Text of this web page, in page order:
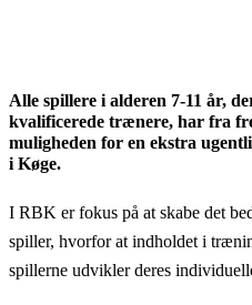
Alle spillere i alderen 7-11 år,
kvalificerede trænere, har fra
muligheden for en ekstra
i Køge.
I RBK er fokus på at skabe det
spiller, hvorfor at indholdet i
spillerne udvikler deres